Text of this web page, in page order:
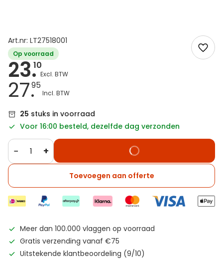
Art.nr: LT27518001
Op voorraad
23.10
27.95
25 stuks in voorraad
Voor 16:00 besteld, dezelfde dag verzonden
− +
Toevoegen aan offerte
Meer dan 100.000 vlaggen op voorraad
Gratis verzending vanaf €75
Uitstekende klantbeoordeling (9/10)